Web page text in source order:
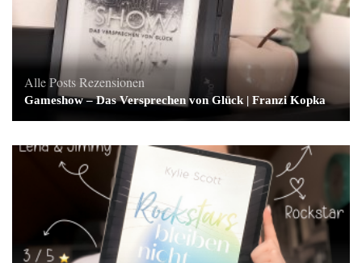
Alle PostsRezensionen
Gameshow – Das Versprechen von Glück | Franzi Kopka